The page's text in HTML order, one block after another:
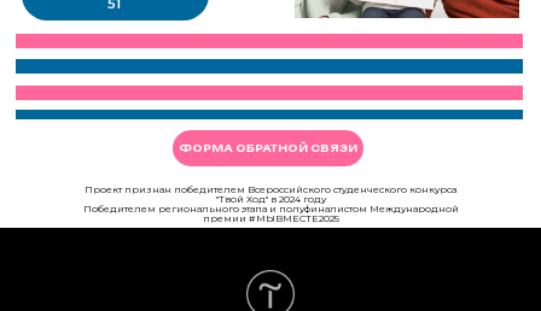
ФОРМА ОБРАТНОЙ СВЯЗИ
Проект признан победителем Всероссийского студенческого конкурса
"Твой Ход" в 2024 году
Победителем регионального этапа и полуфиналистом Международной
премии #МЫВМЕСТЕ2025